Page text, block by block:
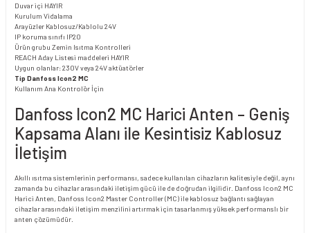
Duvar içi HAYIR
Kurulum Vidalama
Arayüzler Kablosuz/Kablolu 24V
IP koruma sınıfı IP20
Ürün grubu Zemin Isıtma Kontrolleri
REACH Aday Listesi maddeleri HAYIR
Uygun olanlar:230V veya 24V aktüatörler
Tip Danfoss Icon2 MC
Kullanım Ana Kontrolör İçin
Danfoss Icon2 MC Harici Anten – Geniş
Kapsama Alanı ile Kesintisiz Kablosuz
İletişim
Akıllı ısıtma sistemlerinin performansı, sadece kullanılan cihazların kalitesiyle değil, aynı
zamanda bu cihazlar arasındaki iletişim gücü ile de doğrudan ilgilidir. Danfoss Icon2 MC
Harici Anten, Danfoss Icon2 Master Controller (MC) ile kablosuz bağlantı sağlayan
cihazlar arasındaki iletişim menzilini artırmak için tasarlanmış yüksek performanslı bir
anten çözümüdür.